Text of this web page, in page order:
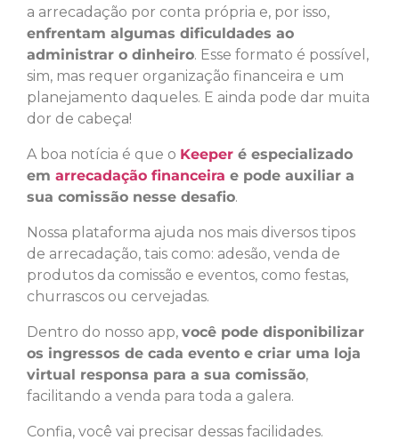
a arrecadação por conta própria e, por isso,
enfrentam algumas dificuldades ao
administrar o dinheiro. Esse formato é possível,
sim, mas requer organização financeira e um
planejamento daqueles. E ainda pode dar muita
dor de cabeça!
A boa notícia é que o Keeper é especializado
em arrecadação financeira e pode auxiliar a
sua comissão nesse desafio.
Nossa plataforma ajuda nos mais diversos tipos
de arrecadação, tais como: adesão, venda de
produtos da comissão e eventos, como festas,
churrascos ou cervejadas.
Dentro do nosso app, você pode disponibilizar
os ingressos de cada evento e criar uma loja
virtual responsa para a sua comissão,
facilitando a venda para toda a galera.
Confia, você vai precisar dessas facilidades.